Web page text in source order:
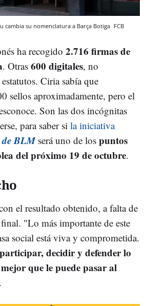
cambia su nomenclatura a Barça Botiga FCB
ha recogido 2.716 firmas de
. Otras 600 digitales, no
Ciria sabía que
sellos aproximadamente, pero el
Son las dos incógnitas
para saber si la iniciativa
de BLMserá uno de los puntos
del próximo 19 de octubre.
el resultado obtenido, a falta de
"Lo más importante de este
social está viva y comprometida.
decidir y defender lo
que le puede pasar al